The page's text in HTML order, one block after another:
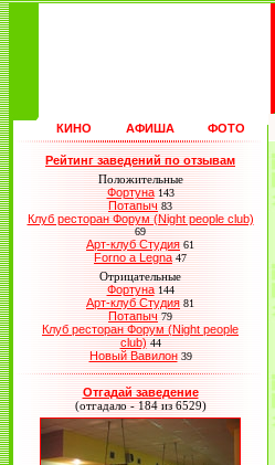
КИНО АФИША ФОТО
Рейтинг заведений по отзывам
Положительные
Фортуна 143
Потапыч 83
Клуб ресторан Форум (Night people club)
69
Арт-клуб Студия 61
Forno a Legna 47
Отрицательные
Фортуна 144
Арт-клуб Студия 81
Потапыч 79
Клуб ресторан Форум (Night people
club) 44
Новый Вавилон 39
Отгадай заведение
(отгадало - 184 из 6529)